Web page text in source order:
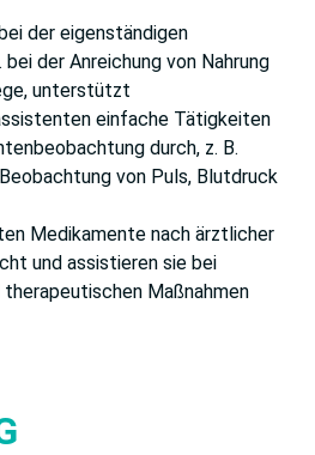
der eigenständigen
der Anreichung von Nahrung
unterstützt
einfache Tätigkeiten
durch, z. B.
von Puls, Blutdruck
Medikamente nach ärztlicher
und assistieren sie bei
Maßnahmen